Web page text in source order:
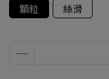
顆粒
絲滑